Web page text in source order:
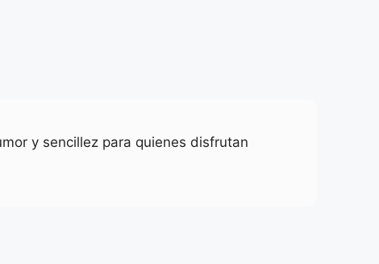
y sencillez para quienes disfrutan